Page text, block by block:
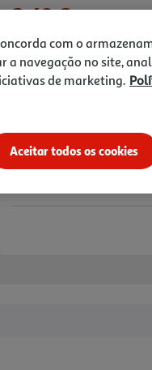
2,49 €
Notas de preparação
com o
a navegação no site,
de marketing.
Aceitar todos os cookies